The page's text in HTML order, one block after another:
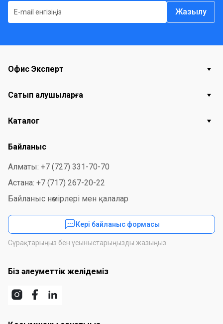
Жазылу
Офис Эксперт
Сатып алушыларға
Каталог
Байланыс
Алматы: +7 (727) 331-70-70
Астана: +7 (717) 267-20-22
Байланыс нөмірлері мен қалалар
Кері байланыс формасы
Сұрақтарыңыз бен ұсыныстарыңызды жазыңыз
Біз әлеуметтік желідеміз